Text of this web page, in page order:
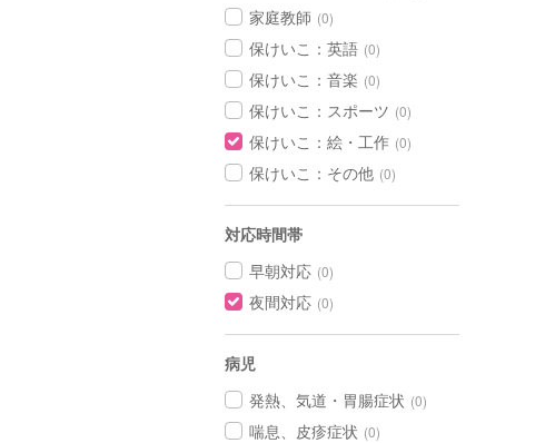
家庭教師 (0)
保けいこ：英語 (0)
保けいこ：音楽 (0)
保けいこ：スポーツ (0)
保けいこ：絵・工作 (0)
保けいこ：その他 (0)
対応時間帯
早朝対応 (0)
夜間対応 (0)
病児
発熱、気道・胃腸症状 (0)
喘息、皮疹症状 (0)